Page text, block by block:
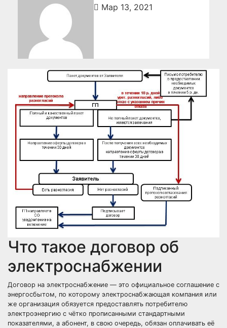
Мар 13, 2021
Что такое договор об
электроснабжении
Договор на электроснабжение — это официальное соглашение с
энергосбытом, по которому электроснабжающая компания или
же организация обязуется предоставлять потребителю
электроэнергию с чётко прописанными стандартными
показателями, а абонент, в свою очередь, обязан оплачивать её